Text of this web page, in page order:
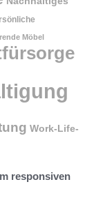
Möbel
Work-Life-
responsiven